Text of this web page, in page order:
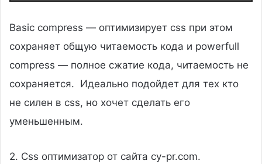
Basic compress — оптимизирует css при этом
сохраняет общую читаемость кода и powerfull
compress — полное сжатие кода, читаемость не
сохраняется. Идеально подойдет для тех кто
не силен в css, но хочет сделать его
уменьшенным.
2. Css оптимизатор от сайта cy-pr.com.